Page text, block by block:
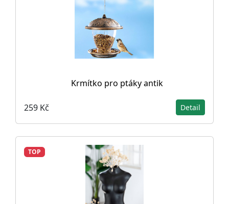
Krmítko pro ptáky antik
259 Kč Detail
TOP